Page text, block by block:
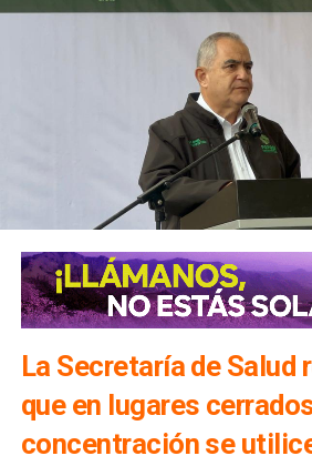
La Secretaría de Salud
que en lugares
concentración se